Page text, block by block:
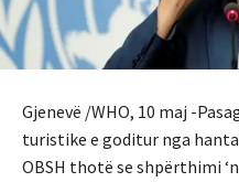
Gjenevë /WHO, 10 maj -
turistike e goditur nga
OBSH thotë se shpërthimi